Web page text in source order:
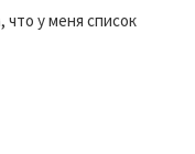
что у меня список